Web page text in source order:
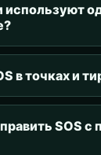
используют
в точках и
SOS